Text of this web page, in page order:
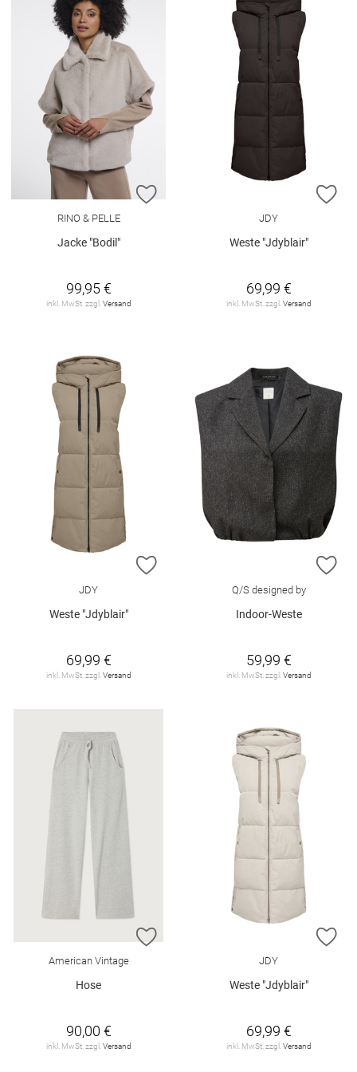
ZUR WUNSCHLISTE HINZUFÜGEN
RINO & PELLE
Jacke "Bodil"
99,95 €
inkl. MwSt. zzgl. Versand
JDY
Weste "Jdyblair"
69,99 €
inkl. MwSt. zzgl. Versand
ZUR WUNSCHLISTE HINZUFÜGEN
JDY
Weste "Jdyblair"
69,99 €
inkl. MwSt. zzgl. Versand
Q/S designed by
Indoor-Weste
59,99 €
inkl. MwSt. zzgl. Versand
ZUR WUNSCHLISTE HINZUFÜGEN
American Vintage
Hose
90,00 €
inkl. MwSt. zzgl. Versand
JDY
Weste "Jdyblair"
69,99 €
inkl. MwSt. zzgl. Versand